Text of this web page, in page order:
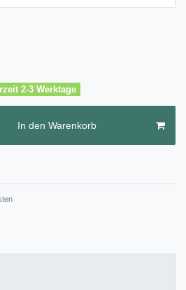
2-3 Werktage
In den Warenkorb